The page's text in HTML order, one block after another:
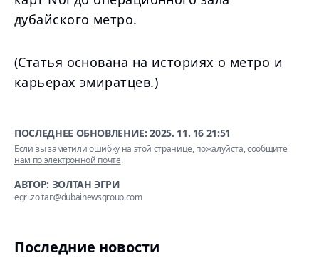
дубайского метро.
(Статья основана на историях о метро и
карьерах эмиратцев.)
ПОСЛЕДНЕЕ ОБНОВЛЕНИЕ:2025. 11. 16 21:51
Если вы заметили ошибку на этой странице, пожалуйста,сообщите
нам по электронной почте.
АВТОР: ЗОЛТАН ЭГРИ
egri.zoltan@dubainewsgroup.com
Последние новости